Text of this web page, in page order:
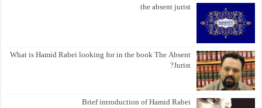
the absent jurist
What is Hamid Rabei looking for in the book The Absent
Jurist?
Brief introduction of Hamid Rabei